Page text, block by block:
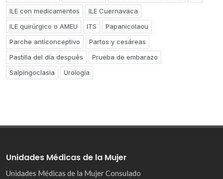
ILE con medicamentos
ILE Cuernavaca
ILE quirúrgico o AMEU
ITS
Papanicolaou
Parche anticonceptivo
Partos y cesáreas
Pastilla del día después
Prueba de embarazo
Salpingoclasia
Urología
Unidades Médicas de la Mujer
Unidades Médicas de la Mujer Consulado